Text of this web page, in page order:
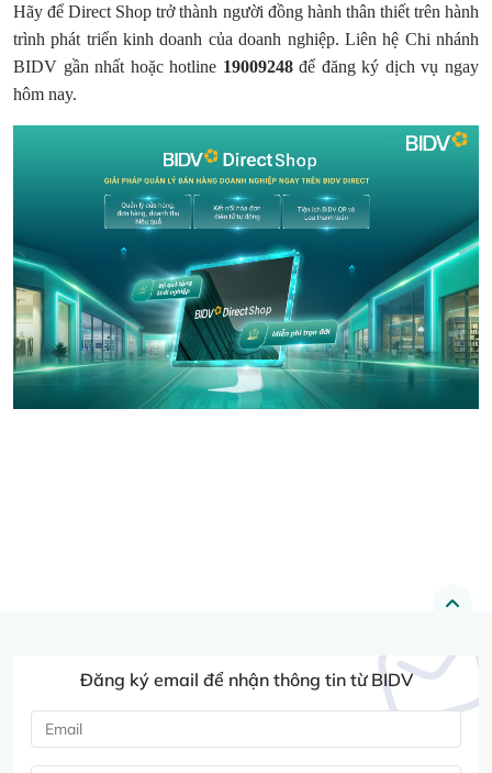
Hãy để Direct Shop trở thành người đồng hành thân thiết trên hành
trình phát triển kinh doanh của doanh nghiệp. Liên hệ Chi nhánh
BIDV gần nhất hoặc hotline 19009248để đăng ký dịch vụ ngay
hôm nay.
Đăng ký email để nhận thông tin từ BIDV